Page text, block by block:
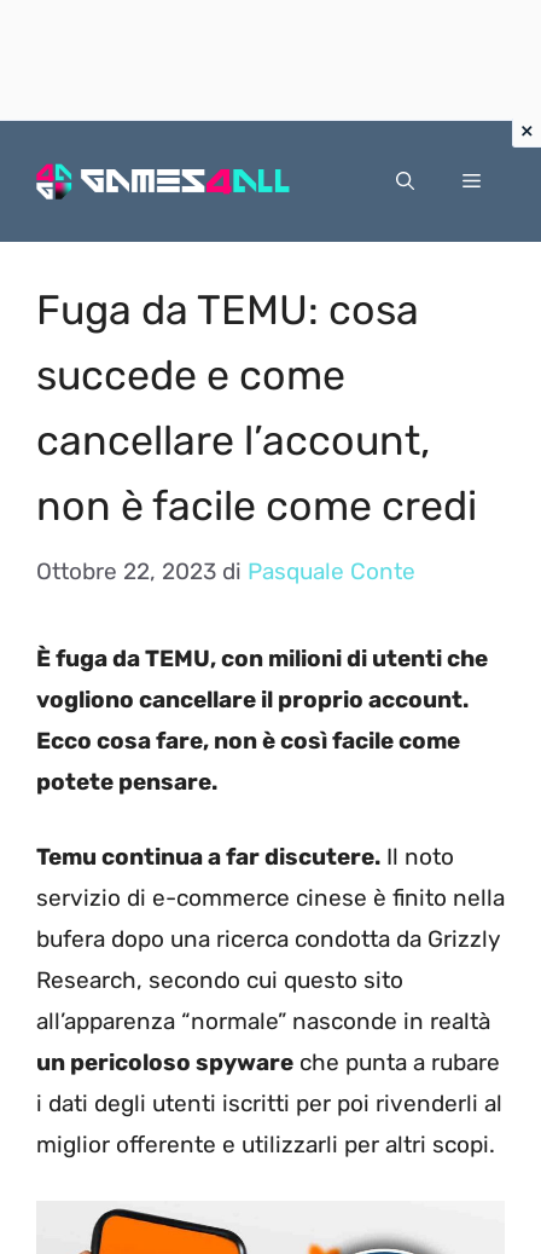
Menu
Fuga da TEMU: cosa
succede e come
cancellare l’account,
non è facile come credi
Ottobre 22, 2023 di Pasquale Conte
È fuga da TEMU, con milioni di utenti che
vogliono cancellare il proprio account.
Ecco cosa fare, non è così facile come
potete pensare.
Temu continua a far discutere. Il noto
servizio di e-commerce cinese è finito nella
bufera dopo una ricerca condotta da Grizzly
Research, secondo cui questo sito
all’apparenza “normale” nasconde in realtà
un pericoloso spyware che punta a rubare
i dati degli utenti iscritti per poi rivenderli al
miglior offerente e utilizzarli per altri scopi.